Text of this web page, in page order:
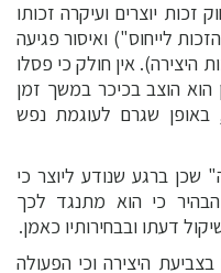
מוגדרת בס' 46 לחוק זכות יוצרים ועיקרה זכותו
לייחוס") ואיסור פגיעה
היצירה). אין חולק כי פסלו
הוצב בכיכר במשך זמן
באופן שגרם לעוגמת נפש
שכן ברגע שנודע ליוצר כי
הבהיר כי הוא מתנגד לכך
דעתו ובבחירותיו כאמן.
היצירה וכי הפעולה